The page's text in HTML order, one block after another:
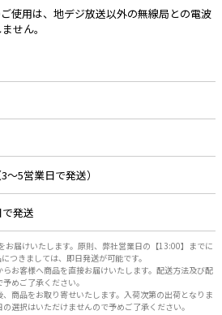
使用は、地デジ放送以外の無線局との電波
せん。
～5営業日で発送）
発送
届けいたします。原則、弊社営業日の【13:00】までに
つきましては、即日発送が可能です。
お客様へ商品を直接お届けいたします。配送方法及び配
めご了承ください。
商品をお取り寄せいたします。入荷次第の出荷となりま
選択はいただけませんので予めご了承ください。